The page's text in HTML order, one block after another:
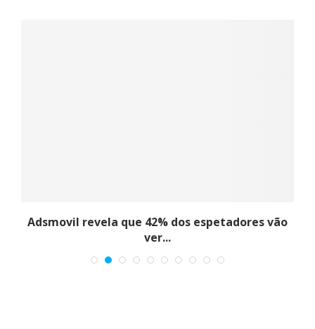
Adsmovil revela que 42% dos espetadores vão
ver...